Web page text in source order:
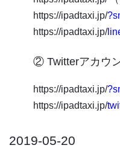
https://ipadtaxi.jp/
https://ipadtaxi.jp/
② Twitterアカウ
https://ipadtaxi.jp/
https://ipadtaxi.jp/
2019-05-20